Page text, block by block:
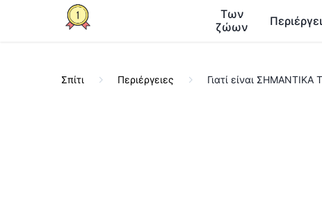
Των
ζώων
Σπίτι Περιέργειες Γιατί είναι